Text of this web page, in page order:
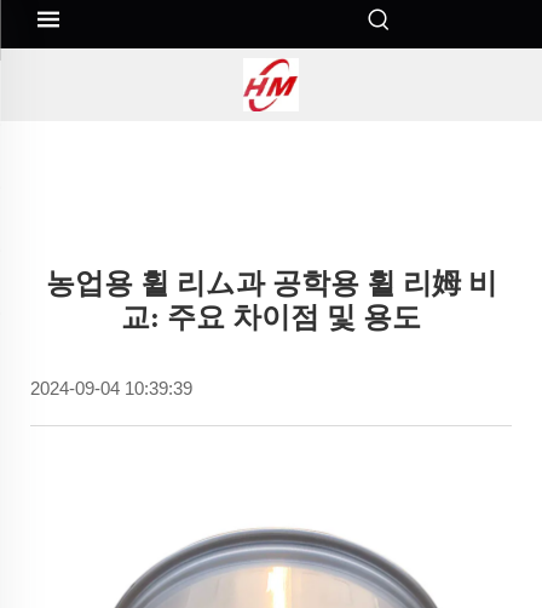
농업용 휠 리ム과 공학용 휠 리姆 비
교: 주요 차이점 및 용도
2024-09-04 10:39:39